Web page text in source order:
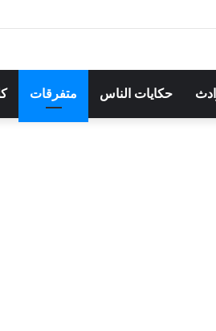
الشعبي وصالح الفرزيط في البال
حكايات الناس متفرقات